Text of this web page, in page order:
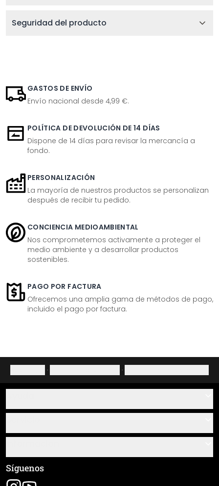
Seguridad del producto
GASTOS DE ENVÍO
Envío nacional desde 4,99 €.
POLÍTICA DE DEVOLUCIÓN DE 14 DÍAS
Dispone de 14 días para revisar la mercancía a
fondo.
PERSONALIZACIÓN
La mayoría de nuestros productos se personalizan
después de recibir tu pedido.
CONCIENCIA MEDIOAMBIENTAL
Nos comprometemos activamente a proteger el
medio ambiente y a desarrollar productos
sostenibles.
PAGO POR FACTURA
Ofrecemos una amplia gama de métodos de pago,
incluido el pago por factura.
· ·
Sobre nosotros
Resumen de materiales
Seguimiento de envío
Términos y condiciones generales (CGC)
Aviso legal
Síguenos